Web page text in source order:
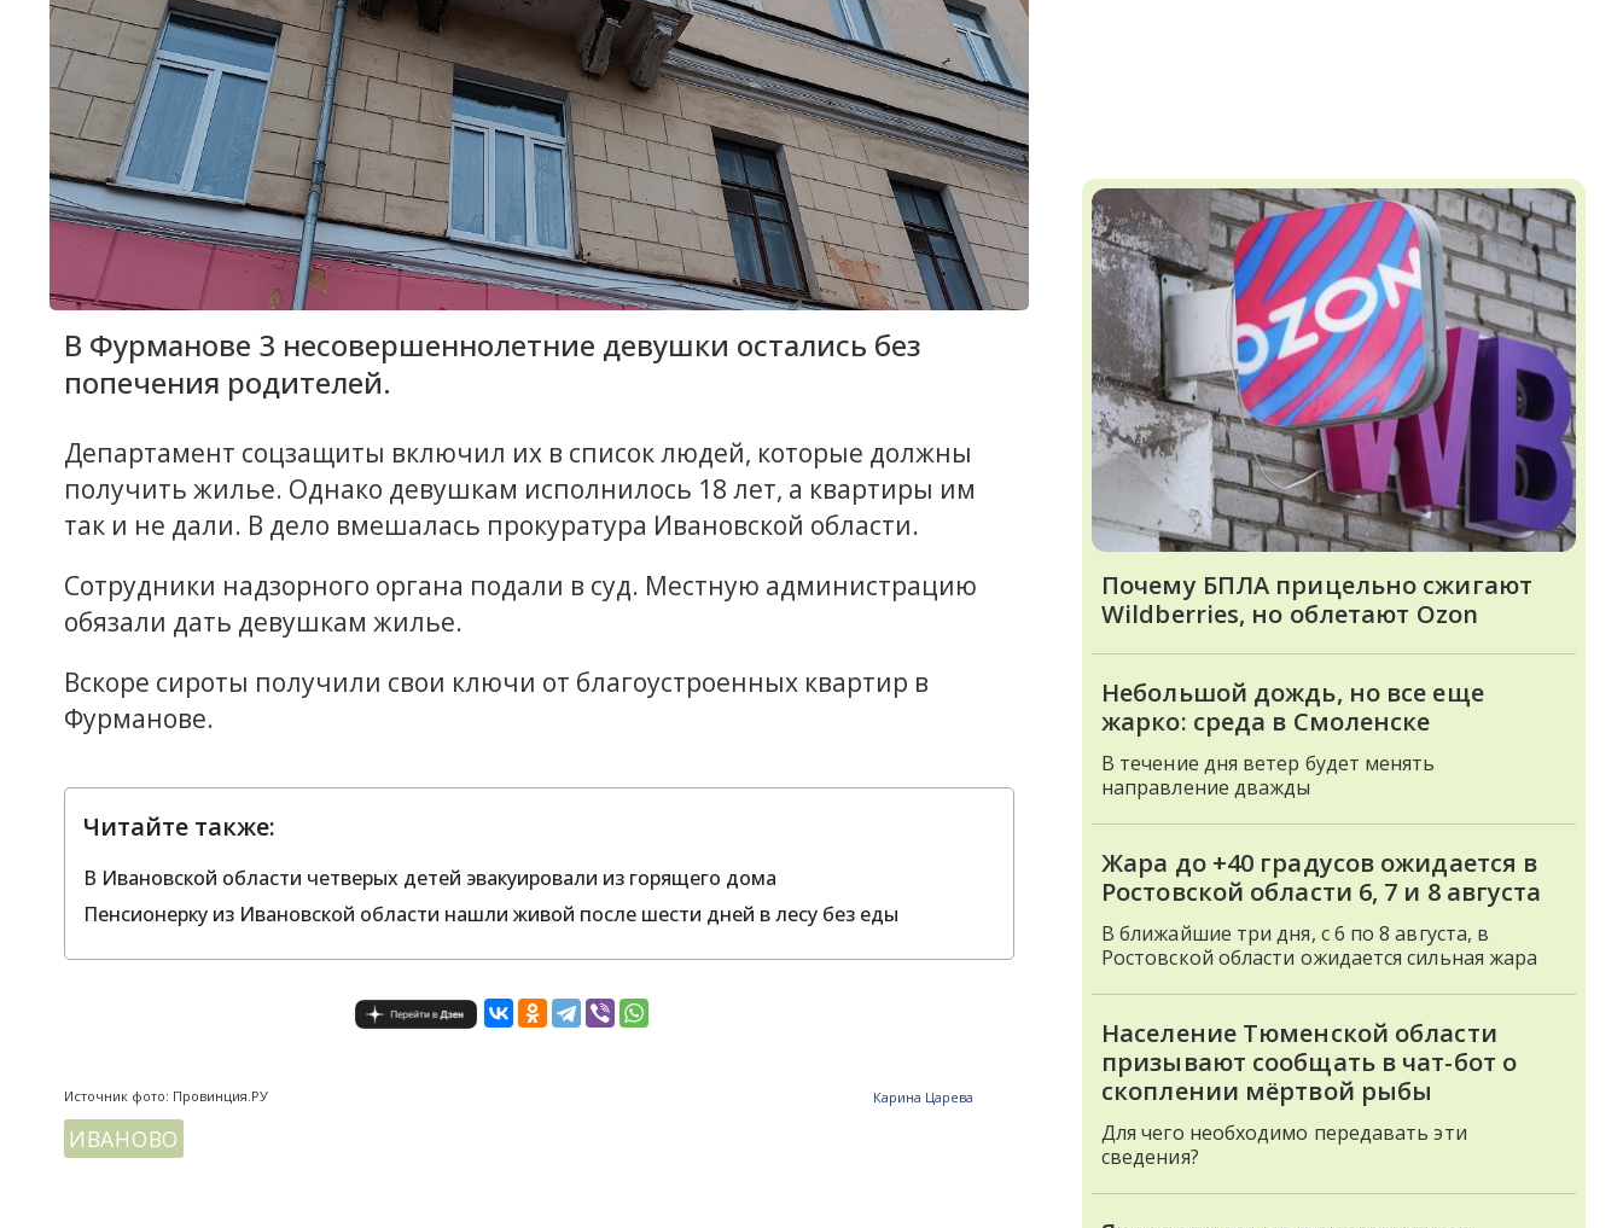
В Фурманове 3 несовершеннолетние девушки остались без
попечения родителей.
Департамент соцзащиты включил их в список людей, которые должны
получить жилье. Однако девушкам исполнилось 18 лет, а квартиры им
так и не дали. В дело вмешалась прокуратура Ивановской области.
Сотрудники надзорного органа подали в суд. Местную администрацию
обязали дать девушкам жилье.
Вскоре сироты получили свои ключи от благоустроенных квартир в
Фурманове.
Читайте также:
В Ивановской области четверых детей эвакуировали из горящего дома
Пенсионерку из Ивановской области нашли живой после шести дней в лесу без еды
Источник фото: Провинция.РУ Карина Царева
ИВАНОВО
Почему БПЛА прицельно сжигают
Wildberries, но облетают Ozon
Небольшой дождь, но все еще
жарко: среда в Смоленске
В течение дня ветер будет менять
направление дважды
Жара до +40 градусов ожидается в
Ростовской области 6, 7 и 8 августа
В ближайшие три дня, с 6 по 8 августа, в
Ростовской области ожидается сильная жара
Население Тюменской области
призывают сообщать в чат-бот о
скоплении мёртвой рыбы
Для чего необходимо передавать эти
сведения?